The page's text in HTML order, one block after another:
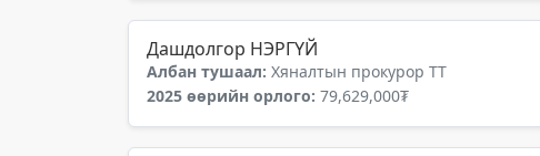
Дашдолгор НЭРГҮЙ
Албан тушаал: Хяналтын прокурор ТТ
2025 өөрийн орлого: 79,629,000₮